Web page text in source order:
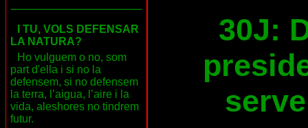
I TU, VOLS DEFENSAR
LA NATURA?
Ho vulguem o no, som
part d'ella i si no la
defensem, si no defensem
la terra, l’aigua, l’aire i la
vida, aleshores no tindrem
futur.
30J: